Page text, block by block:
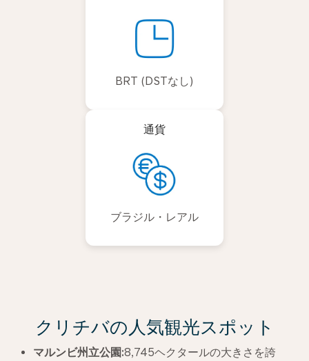
BRT (DSTなし)
通貨
ブラジル・レアル
クリチバの人気観光スポット
マルンビ州立公園:8,745ヘクタールの大きさを誇